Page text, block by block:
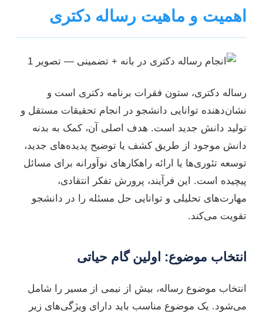
اهمیت و ماهیت رساله دکتری
رساله دکتری، ستون فقرات برنامه دکتری است و
نشان‌دهنده توانایی دانشجو در انجام تحقیقات مستقل و
تولید دانش جدید است. هدف اصلی آن، کمک به بدنه
دانش موجود از طریق کشف یا توضیح پدیده‌های جدید،
توسعه تئوری‌ها یا ارائه راهکارهای نوآورانه برای مسائل
پیچیده است. این فرآیند، پرورش تفکر انتقادی،
مهارت‌های تحلیلی و توانایی حل مسئله را در دانشجو
تقویت می‌کند.
انتخاب موضوع: اولین گام حیاتی
انتخاب موضوع رساله، بیش از نیمی از مسیر را شامل
می‌شود. یک موضوع مناسب باید دارای ویژگی‌های زیر